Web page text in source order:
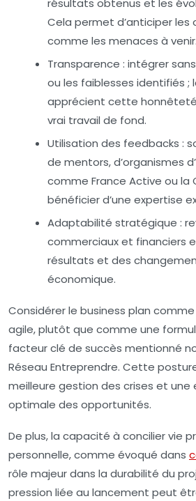
résultats obtenus et les
Cela permet d’anticiper les
comme les menaces à venir.
Transparence : intégrer
ou les faiblesses identifiés ;
apprécient cette honnêteté
vrai travail de fond.
Utilisation des feedbacks :
de mentors, d’organismes
comme France Active ou la
bénéficier d’une expertise
Adaptabilité stratégique :
commerciaux et financiers
résultats et des
économique.
Considérer le business plan
agile, plutôt que comme une
facteur clé de succès mentionné
Réseau Entreprendre. Cette
meilleure gestion des crises et une
optimale des opportunités.
De plus, la capacité à concilier vie
personnelle, comme évoqué dans
rôle majeur dans la durabilité du
pression liée au lancement peut